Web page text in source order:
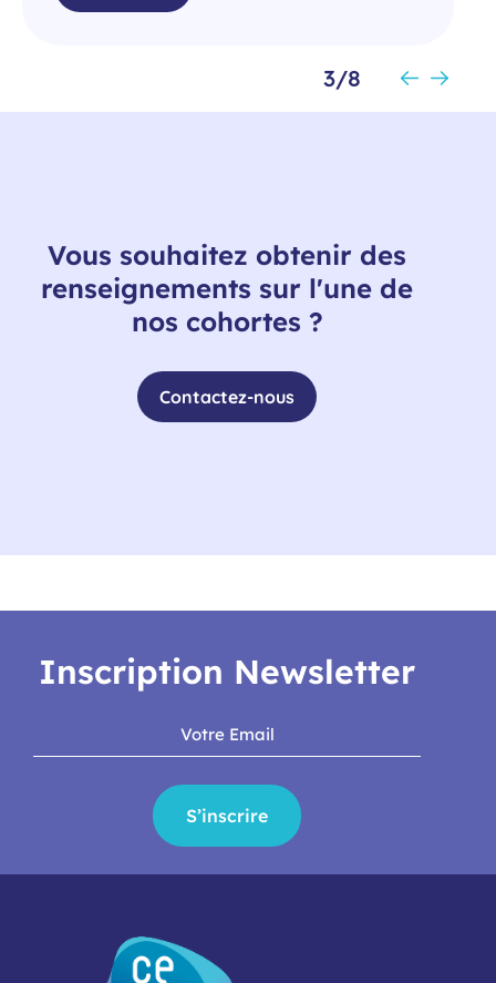
3/8
Vous souhaitez obtenir des
renseignements sur l'une de
nos cohortes ?
Contactez-nous
Inscription Newsletter
S’inscrire